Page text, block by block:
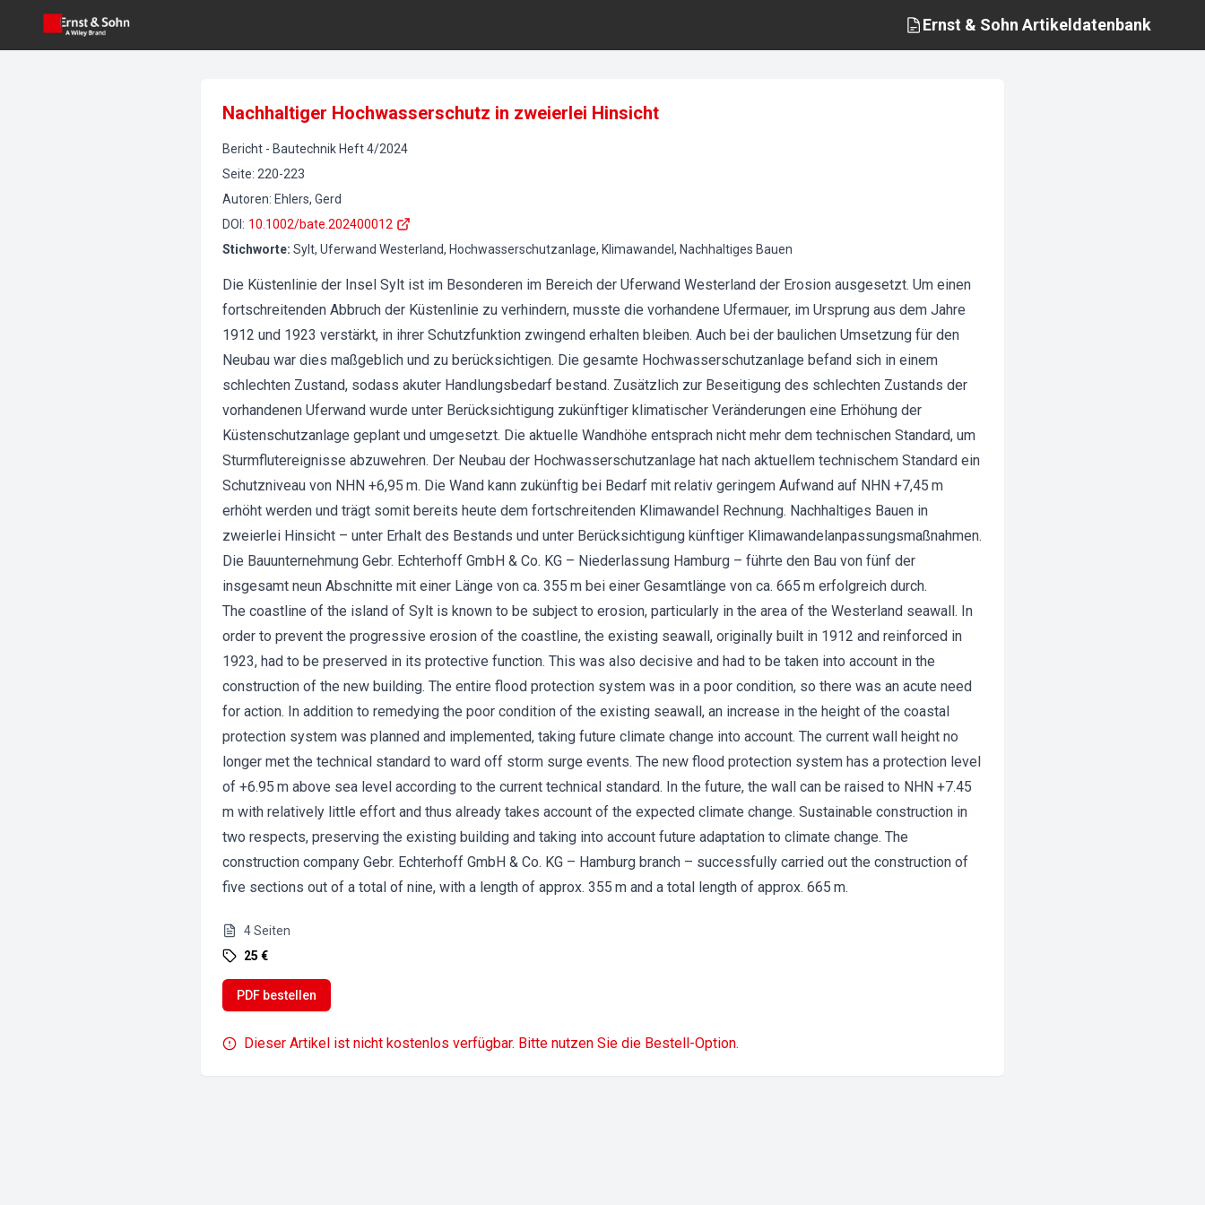
Ernst & Sohn Artikeldatenbank
Nachhaltiger Hochwasserschutz in zweierlei Hinsicht
Bericht - Bautechnik Heft4/2024
Seite: 220-223
Autoren: Ehlers, Gerd
DOI : 10.1002/bate.202400012
Stichworte: Sylt, Uferwand Westerland, Hochwasserschutzanlage, Klimawandel, Nachhaltiges Bauen
Die Küstenlinie der Insel Sylt ist im Besonderen im Bereich der Uferwand Westerland der Erosion ausgesetzt. Um einen
fortschreitenden Abbruch der Küstenlinie zu verhindern, musste die vorhandene Ufermauer, im Ursprung aus dem Jahre
1912 und 1923 verstärkt, in ihrer Schutzfunktion zwingend erhalten bleiben. Auch bei der baulichen Umsetzung für den
Neubau war dies maßgeblich und zu berücksichtigen. Die gesamte Hochwasserschutzanlage befand sich in einem
schlechten Zustand, sodass akuter Handlungsbedarf bestand. Zusätzlich zur Beseitigung des schlechten Zustands der
vorhandenen Uferwand wurde unter Berücksichtigung zukünftiger klimatischer Veränderungen eine Erhöhung der
Küstenschutzanlage geplant und umgesetzt. Die aktuelle Wandhöhe entsprach nicht mehr dem technischen Standard, um
Sturmflutereignisse abzuwehren. Der Neubau der Hochwasserschutzanlage hat nach aktuellem technischem Standard ein
Schutzniveau von NHN +6,95 m. Die Wand kann zukünftig bei Bedarf mit relativ geringem Aufwand auf NHN +7,45 m
erhöht werden und trägt somit bereits heute dem fortschreitenden Klimawandel Rechnung. Nachhaltiges Bauen in
zweierlei Hinsicht – unter Erhalt des Bestands und unter Berücksichtigung künftiger Klimawandelanpassungsmaßnahmen.
Die Bauunternehmung Gebr. Echterhoff GmbH & Co. KG – Niederlassung Hamburg – führte den Bau von fünf der
insgesamt neun Abschnitte mit einer Länge von ca. 355 m bei einer Gesamtlänge von ca. 665 m erfolgreich durch.
The coastline of the island of Sylt is known to be subject to erosion, particularly in the area of the Westerland seawall. In
order to prevent the progressive erosion of the coastline, the existing seawall, originally built in 1912 and reinforced in
1923, had to be preserved in its protective function. This was also decisive and had to be taken into account in the
construction of the new building. The entire flood protection system was in a poor condition, so there was an acute need
for action. In addition to remedying the poor condition of the existing seawall, an increase in the height of the coastal
protection system was planned and implemented, taking future climate change into account. The current wall height no
longer met the technical standard to ward off storm surge events. The new flood protection system has a protection level
of +6.95 m above sea level according to the current technical standard. In the future, the wall can be raised to NHN +7.45
m with relatively little effort and thus already takes account of the expected climate change. Sustainable construction in
two respects, preserving the existing building and taking into account future adaptation to climate change. The
construction company Gebr. Echterhoff GmbH & Co. KG – Hamburg branch – successfully carried out the construction of
five sections out of a total of nine, with a length of approx. 355 m and a total length of approx. 665 m.
4Seiten
25 €
PDF bestellen
Dieser Artikel ist nicht kostenlos verfügbar. Bitte nutzen Sie die Bestell-Option.